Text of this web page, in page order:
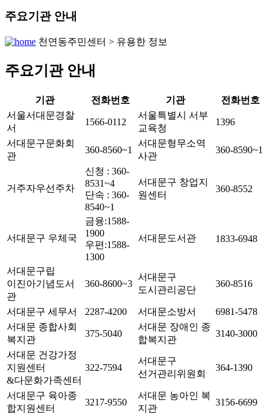
주요기관 안내
천연동주민센터 > 유용한 정보
주요기관 안내
기관 전화번호 기관
전화번호
서울서대문경찰
서
1566-0112
서울특별시 서부
교육청
1396
서대문구문화회
관
360-8560~1
서대문형무소역
사관
360-8590~1
거주자우선주차
신청 : 360-
8531~4
단속 : 360-
8540~1
서대문구 창업지
원센터
360-8552
서대문구 우체국
금융:1588-
1900
우편:1588-
1300
서대문도서관 1833-6948
서대문구립
이진아기념도서
관
360-8600~3
서대문구
도시관리공단
360-8516
서대문구 세무서 2287-4200 서대문소방서
6981-5478
서대문 종합사회
복지관
375-5040
서대문 장애인 종
합복지관
3140-3000
서대문 건강가정
지원센터
&다문화가족센터
322-7594
서대문구
선거관리위원회
364-1390
서대문구 육아종
합지원센터
3217-9550
서대문 농아인 복
지관
3156-6699